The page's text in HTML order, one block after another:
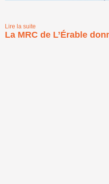
Photo :
Lire la suite
La MRC de L’Érable